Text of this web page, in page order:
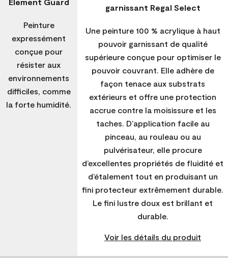
Peinture
expressément
conçue pour
résister aux
environnements
difficiles, comme
la forte humidité.
garnissant Regal Select
Une peinture 100 % acrylique à haut
pouvoir garnissant de qualité
supérieure conçue pour optimiser le
pouvoir couvrant. Elle adhère de
façon tenace aux substrats
extérieurs et offre une protection
accrue contre la moisissure et les
taches. D’application facile au
pinceau, au rouleau ou au
pulvérisateur, elle procure
d’excellentes propriétés de fluidité et
d’étalement tout en produisant un
fini protecteur extrêmement durable.
Le fini lustre doux est brillant et
durable.
Voir les détails du produit